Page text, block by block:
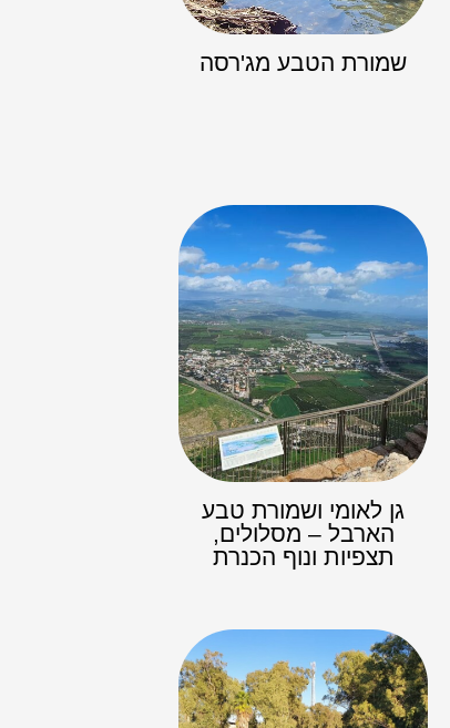
שמורת הטבע מג'רסה
גן לאומי ושמורת טבע
הארבל – מסלולים,
תצפיות ונוף הכנרת